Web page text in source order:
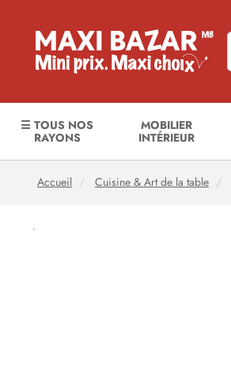
☰ TOUS NOS
RAYONS
MOBILIER
INTÉRIEUR
Accueil Cuisine & Art de la table